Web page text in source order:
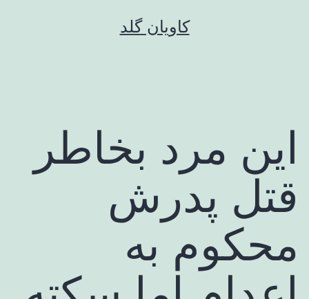
کاویان گلد
این مرد بخاطر
قتل پدرش
محکوم به